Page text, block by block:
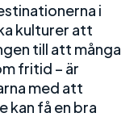
i
kulturer att
till att många
fritid – är
med att
kan få en bra